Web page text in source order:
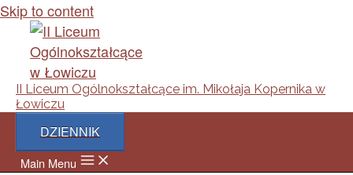
Skip to content
II Liceum Ogólnokształcące im. Mikołaja Kopernika w
Łowiczu
DZIENNIK
Main Menu